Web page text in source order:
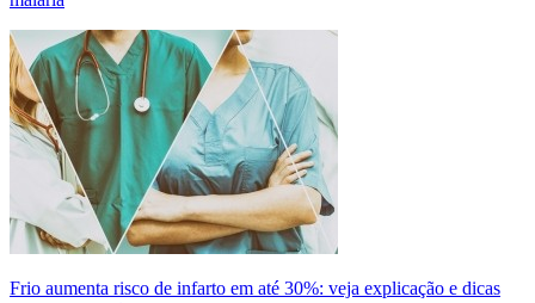
Frio aumenta risco de infarto em até 30%: veja explicação e dicas